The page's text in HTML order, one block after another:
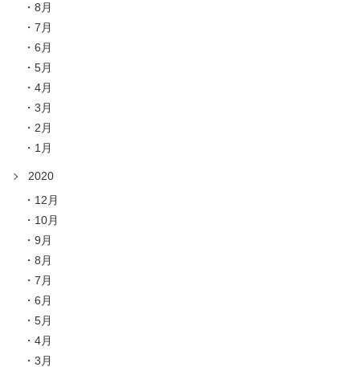
8月
7月
6月
5月
4月
3月
2月
1月
2020
12月
10月
9月
8月
7月
6月
5月
4月
3月